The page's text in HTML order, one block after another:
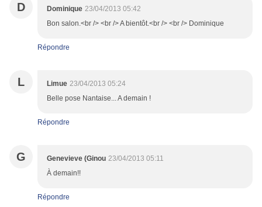
D Dominique 23/04/2013 05:42
Bon salon.<br /> <br /> A bientôt.<br /> <br /> Dominique
Répondre
L Limue 23/04/2013 05:24
Belle pose Nantaise... A demain !
Répondre
G Genevieve (Ginou 23/04/2013 05:11
À demain!!
Répondre